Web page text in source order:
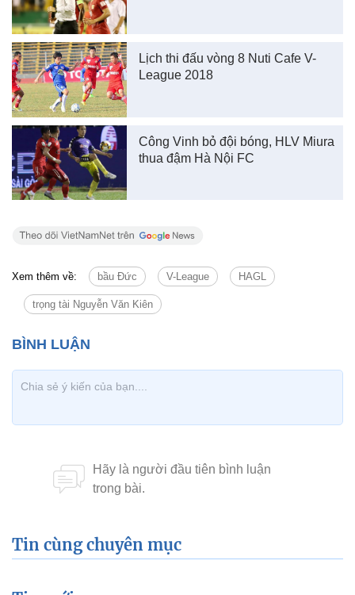
Lịch thi đấu vòng 8 Nuti Cafe V-
League 2018
Công Vinh bỏ đội bóng, HLV Miura
thua đậm Hà Nội FC
Xem thêm về: bầu Đức V-League HAGL
trọng tài Nguyễn Văn Kiên
Tin cùng chuyên mục